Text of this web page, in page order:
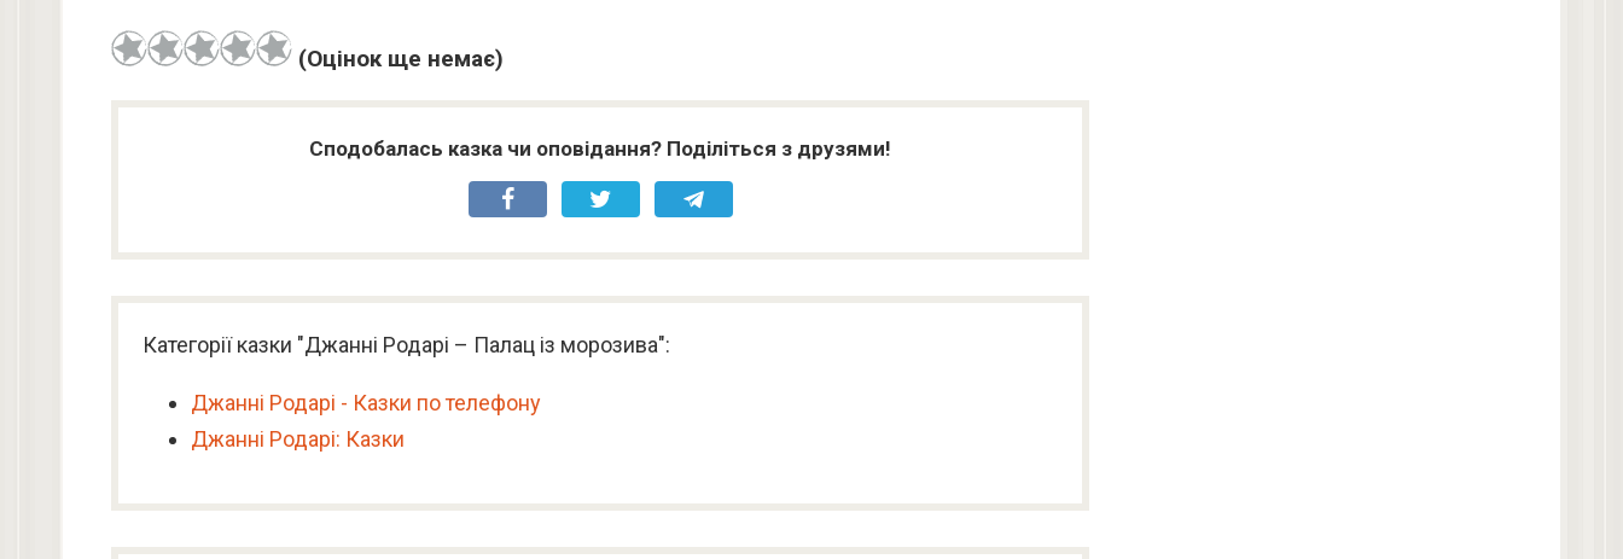
(Оцінок ще немає)
Сподобалась казка чи оповідання? Поділіться з друзями!
Категорії казки "Джанні Родарі – Палац із морозива":
Джанні Родарі - Казки по телефону
Джанні Родарі: Казки